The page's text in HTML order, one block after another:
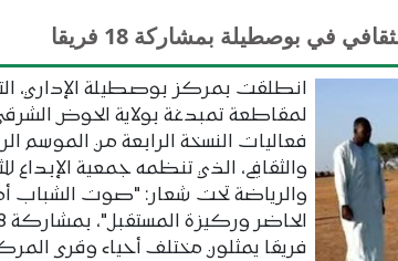
في بوصطيلة بمشاركة 18 فريقا
انطلقت بمركز بوصطيلة الإداري،
لمقاطعة تمبدغة بولاية الحوض
فعاليات النسخة الرابعة من الموسم
والثقافي، الذي تنظمه جمعية الإبداع
والرياضة تحت شعار: "صوت الشباب
فريقا يمثلون مختلف أحياء وقرى